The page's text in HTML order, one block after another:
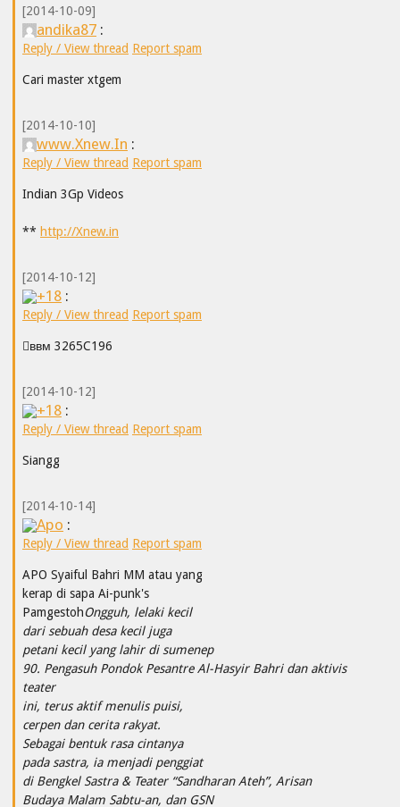
[2014-10-09]
andika87 :
Reply / View thread Report spam
Cari master xtgem
[2014-10-10]
www.Xnew.In :
Reply / View thread Report spam
Indian 3Gp Videos
** http://Xnew.in
[2014-10-12]
+18 :
Reply / View thread Report spam
ввм 3265C196
[2014-10-12]
+18 :
Reply / View thread Report spam
Siangg
[2014-10-14]
Apo :
Reply / View thread Report spam
APO Syaiful Bahri MM atau yang
kerap di sapa Ai-punk's
PamgestohOngguh, lelaki kecil
dari sebuah desa kecil juga
petani kecil yang lahir di sumenep
90. Pengasuh Pondok Pesantre Al-Hasyir Bahri dan aktivis
teater
ini, terus aktif menulis puisi,
cerpen dan cerita rakyat.
Sebagai bentuk rasa cintanya
pada sastra, ia menjadi penggiat
di Bengkel Sastra & Teater “Sandharan Ateh”, Arisan
Budaya Malam Sabtu-an, dan GSN